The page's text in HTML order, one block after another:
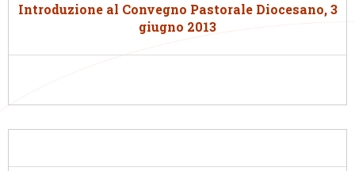
Introduzione al Convegno Pastorale Diocesano, 3
giugno 2013